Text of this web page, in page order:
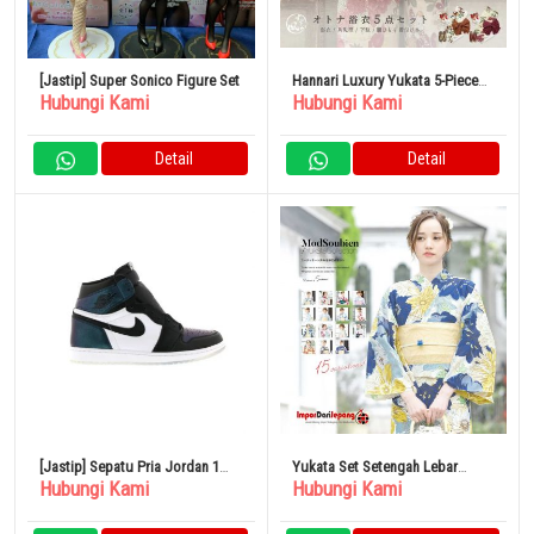
[Jastip] Super Sonico Figure Set
Hubungi Kami
Detail
Hannari Luxury Yukata 5-Piece
Set Yukata Set Ladies
Hubungi Kami
Detail
[Jastip] Sepatu Pria Jordan 1
Retro 28,5cm All-Star Chameleon
Hubungi Kami
Yukata Set Setengah Lebar
Sabuk Dewasa
Hubungi Kami